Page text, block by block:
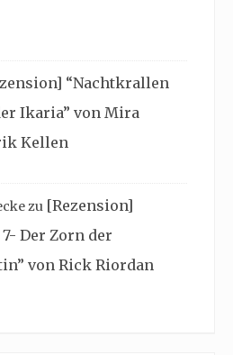
“Nachtkrallen
Ikaria” von Mira
Kellen
zu [Rezension]
Der Zorn der
von Rick Riordan